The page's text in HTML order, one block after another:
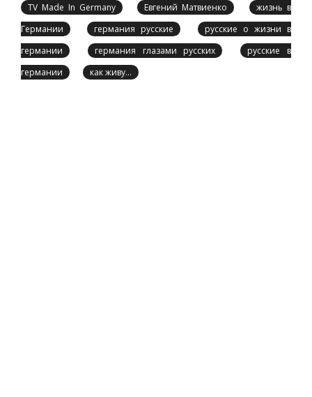
TV Made In Germany Евгений Матвиенко
жизнь в
Германии
германия русские
русские о жизни в
германии
германия глазами русских
русские в
германии
как живу...